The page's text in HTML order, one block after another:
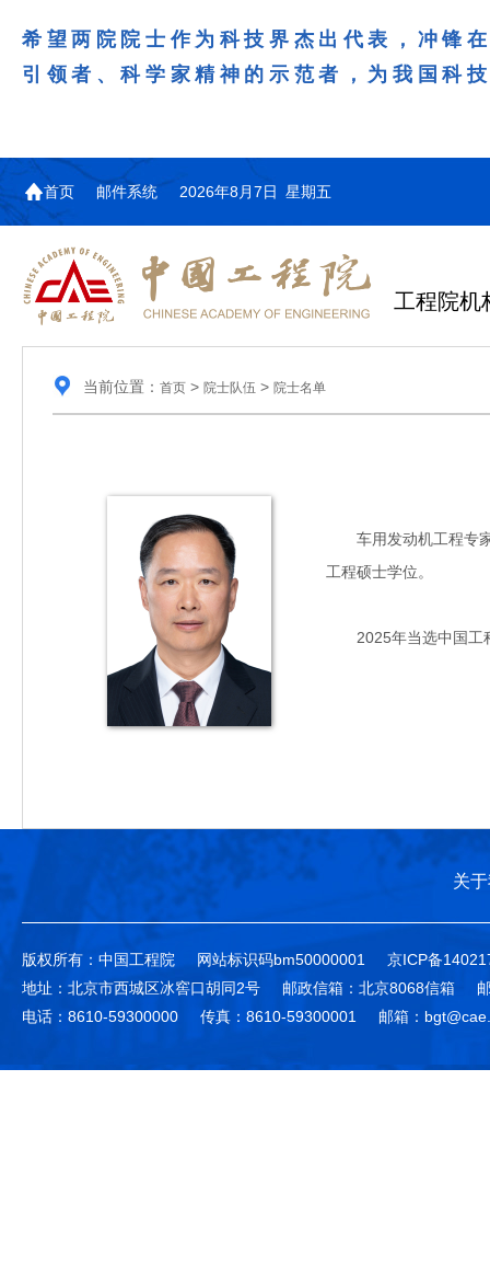
希望两院院士作为科技界杰出代表，冲锋
引领者、科学家精神的示范者，为我国科
首页 邮件系统 2026年8月7日 星期五
工程院机
当前位置： 首页> 院士队伍 > 院士名单
车用发动机工程专家
工程硕士学位。
2025年当选中国工
关
版权所有：中国工程院 网站标识码bm50000001
京ICP备
地址：北京市西城区冰窖口胡同2号
邮政信箱：北京8068信箱
电话：8610-59300000
传真：8610-59300001 邮箱：